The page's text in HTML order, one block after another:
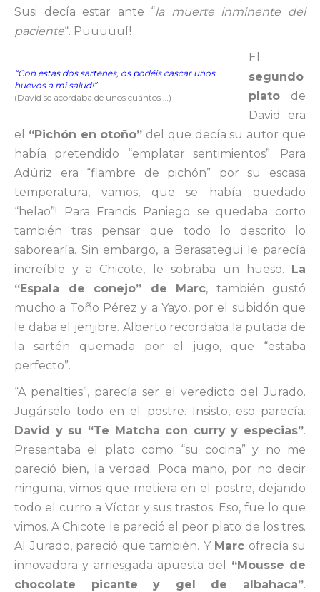
Susi decía estar ante “la muerte inminente del
paciente“. Puuuuuf!
“Con estas dos sartenes, os podéis cascar unos
huevos a mi salud!”
(David se acordaba de unos cuántos …)
El
segundo
plato de
David era
el “Pichón en otoño” del que decía su autor que
había pretendido “emplatar sentimientos”. Para
Adúriz era “fiambre de pichón” por su escasa
temperatura, vamos, que se había quedado
“helao”! Para Francis Paniego se quedaba corto
también tras pensar que todo lo descrito lo
saborearía. Sin embargo, a Berasategui le parecía
increíble y a Chicote, le sobraba un hueso. La
“Espala de conejo” de Marc, también gustó
mucho a Toño Pérez y a Yayo, por el subidón que
le daba el jenjibre. Alberto recordaba la putada de
la sartén quemada por el jugo, que “estaba
perfecto”.
“A penalties”, parecía ser el veredicto del Jurado.
Jugárselo todo en el postre. Insisto, eso parecía.
David y su “Te Matcha con curry y especias”.
Presentaba el plato como “su cocina” y no me
pareció bien, la verdad. Poca mano, por no decir
ninguna, vimos que metiera en el postre, dejando
todo el curro a Víctor y sus trastos. Eso, fue lo que
vimos. A Chicote le pareció el peor plato de los tres.
Al Jurado, pareció que también. Y Marc ofrecía su
innovadora y arriesgada apuesta del “Mousse de
chocolate picante y gel de albahaca”.